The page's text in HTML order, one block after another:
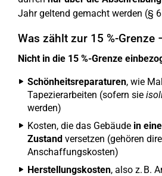
Jahr geltend gemacht werden (§
Was zählt zur 15 %-Grenze
Nicht in die 15 %-Grenze
Schönheitsreparaturen, wie
Tapezierarbeiten (sofern sie
werden)
Kosten, die das Gebäude in
Zustand versetzen (gehören
Anschaffungskosten)
Herstellungskosten, also z. B.